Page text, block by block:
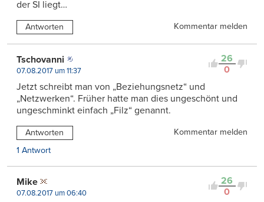
der SI liegt…
Antworten Kommentar melden
26
0
Tschovanni
07.08.2017 um 11:37
Jetzt schreibt man von „Beziehungsnetz“ und
„Netzwerken“. Früher hatte man dies ungeschönt und
ungeschminkt einfach „Filz“ genannt.
Antworten
Kommentar melden
1 Antwort
26
0
Mike
07.08.2017 um 06:40